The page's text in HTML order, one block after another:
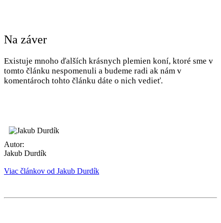
Na záver
Existuje mnoho ďalších krásnych plemien koní, ktoré sme v
tomto článku nespomenuli a budeme radi ak nám v
komentároch tohto článku dáte o nich vedieť.
Autor:
Jakub Durdík
Viac článkov od Jakub Durdík